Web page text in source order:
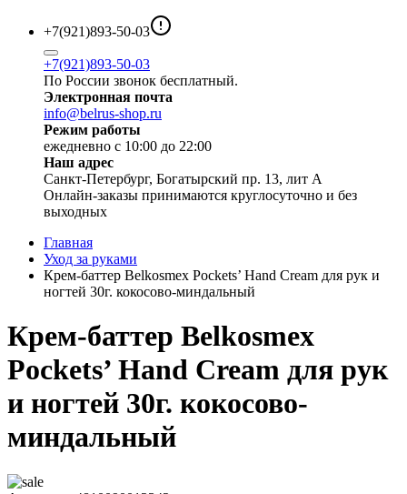
+7(921)893-50-03
+7(921)893-50-03
По России звонок бесплатный.
Электронная почта
info@belrus-shop.ru
Режим работы
ежедневно с 10:00 до 22:00
Наш адрес
Санкт-Петербург, Богатырский пр. 13, лит А
Онлайн-заказы принимаются круглосуточно и без
выходных
Главная
Уход за руками
Крем-баттер Belkosmex Pockets’ Hand Cream для рук и
ногтей 30г. кокосово-миндальный
Крем-баттер Belkosmex
Pockets’ Hand Cream для рук
и ногтей 30г. кокосово-
миндальный